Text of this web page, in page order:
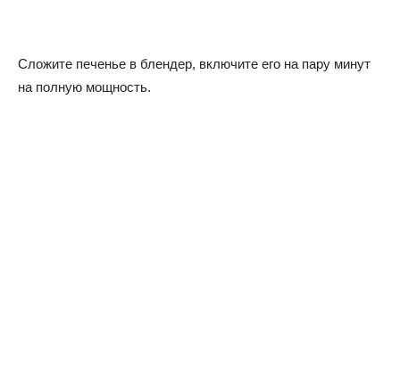
Сложите печенье в блендер, включите его на пару минут
на полную мощность.